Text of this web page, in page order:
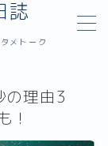
誌
メトーク
の理由3
！